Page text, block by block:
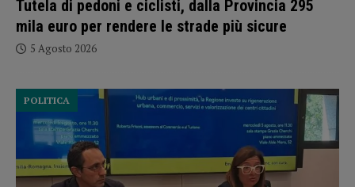
Tutela di pedoni e ciclisti, dalla Provincia 295
mila euro per rendere le strade più sicure
5 Agosto 2026
POLITICA